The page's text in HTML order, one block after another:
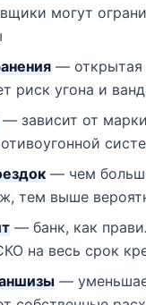
могут
— открытая
риск угона и
зависит от
— чем
тем выше
— банк, как
на весь срок
—